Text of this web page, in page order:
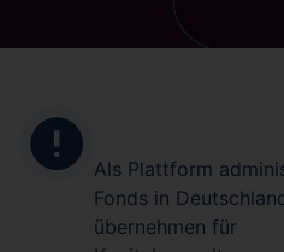
Als Plattform
Fonds in
übernehmen für